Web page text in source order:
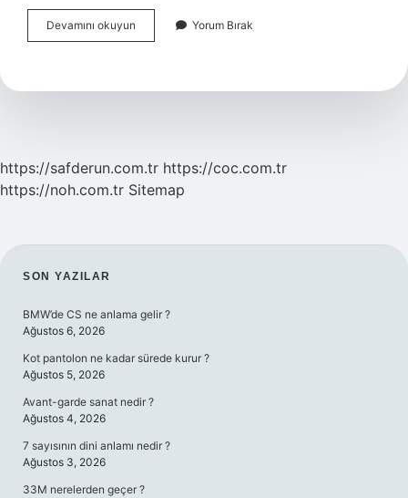
Devamını okuyun
Perde
Perde
Yorum Bırak
https://safderun.com.tr https://coc.com.tr
https://noh.com.tr Sitemap
SIDEBAR
SON YAZILAR
BMW’de CS ne anlama gelir ?
Ağustos 6, 2026
Kot pantolon ne kadar sürede kurur ?
Ağustos 5, 2026
Avant-garde sanat nedir ?
Ağustos 4, 2026
7 sayısının dini anlamı nedir ?
Ağustos 3, 2026
33M nerelerden geçer ?